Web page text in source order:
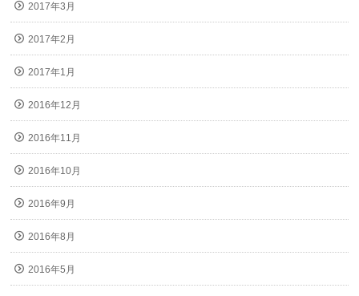
2017年3月
2017年2月
2017年1月
2016年12月
2016年11月
2016年10月
2016年9月
2016年8月
2016年5月